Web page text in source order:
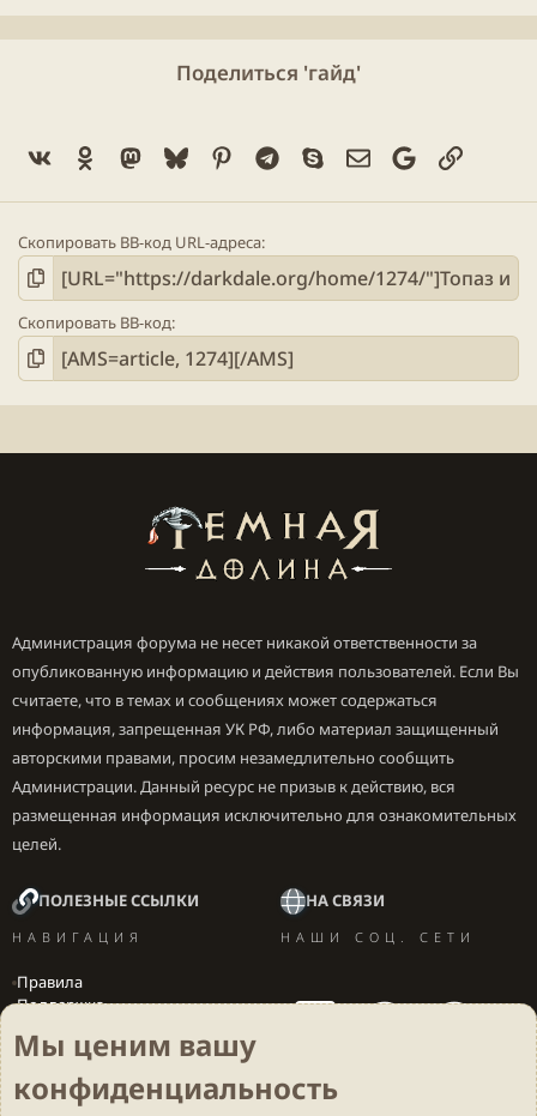
пассивная способность будет срабатывать не часто;
будет более менее неплохо, за счёт высокой
Четырехзвездочные варианты: “Фехтование”
- Лучший вариант после сигнатурного, за
счёт того, что атаки счетовода, которые дают бонус
топаз, являются много ударными из-за чего, стаков
“Больше Подписок”
- вариант сомнительный,
из-за откровенно бесполезной пассивной
“Весенние потоки рек”
- имеет место быть,
есть варианты лучше, действие пассивной
способности зависит от удачи, в некотором роде;
“Назад во тьму”
- вариант не из лучших, для
ощутимого бонуса нужны пробуждения, а это долго
способности, очень ситуативна;
“Остается лишь Тишина”
эффективности вариант, среди четырехзвездочных
конусов.
Подводя Итог:“Тревога и блаженство”
Поделиться 'гайд'
Vk Ok Mastodon
BlueskyPinterestTelegram
SkypeЭлектронная
GoogleСсылка
Скопировать BB-код URL-адреса
Скопировать BB-код
Администрация форума не несет никакой ответственности за
опубликованную информацию и действия пользователей. Если Вы
считаете, что в темах и сообщениях может содержаться
информация, запрещенная УК РФ, либо материал защищенный
авторскими правами, просим незамедлительно сообщить
Администрации. Данный ресурс не призыв к действию, вся
размещенная информация исключительно для ознакомительных
целей.
ПОЛЕЗНЫЕ ССЫЛКИ
НАВИГАЦИЯ
Правила
Поддержка
Локализация игр
НА СВЯЗИ
НАШИ СОЦ. СЕТИ
Мы ценим вашу
конфиденциальность